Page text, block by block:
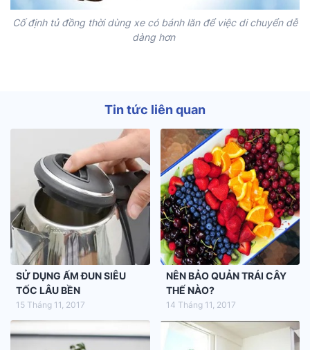
Cố định tủ đồng thời dùng xe có bánh lăn để việc di chuyển dễ
dàng hơn
Tin tức liên quan
SỬ DỤNG ẤM ĐUN SIÊU
TỐC LÂU BỀN
15 Tháng 11, 2017
NÊN BẢO QUẢN TRÁI CÂY
THẾ NÀO?
14 Tháng 11, 2017